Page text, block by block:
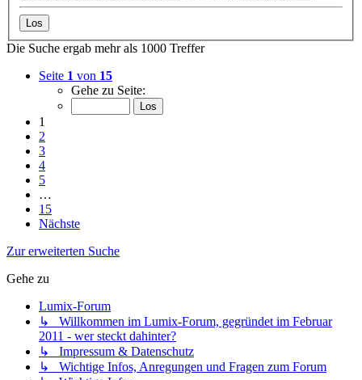
Die Suche ergab mehr als 1000 Treffer
Seite 1 von 15
Gehe zu Seite:
1
2
3
4
5
…
15
Nächste
Zur erweiterten Suche
Gehe zu
Lumix-Forum
↳ Willkommen im Lumix-Forum, gegründet im Februar
2011 - wer steckt dahinter?
↳ Impressum & Datenschutz
↳ Wichtige Infos, Anregungen und Fragen zum Forum